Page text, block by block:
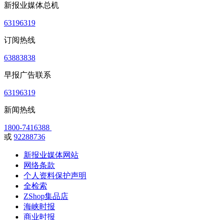
新报业媒体总机
63196319
订阅热线
63883838
早报广告联系
63196319
新闻热线
1800-7416388
或 92288736
新报业媒体网站
网络条款
个人资料保护声明
全检索
ZShop集品店
海峡时报
商业时报